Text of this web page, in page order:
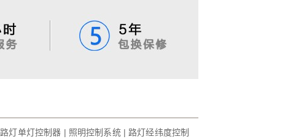
路灯单灯控制器 | 照明控制系统| 路灯经纬度控制